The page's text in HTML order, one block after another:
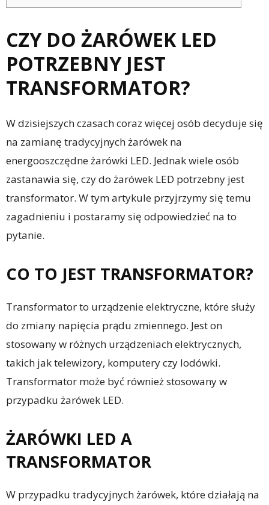
CZY DO ŻARÓWEK LED
POTRZEBNY JEST
TRANSFORMATOR?
W dzisiejszych czasach coraz więcej osób decyduje się
na zamianę tradycyjnych żarówek na
energooszczędne żarówki LED. Jednak wiele osób
zastanawia się, czy do żarówek LED potrzebny jest
transformator. W tym artykule przyjrzymy się temu
zagadnieniu i postaramy się odpowiedzieć na to
pytanie.
CO TO JEST TRANSFORMATOR?
Transformator to urządzenie elektryczne, które służy
do zmiany napięcia prądu zmiennego. Jest on
stosowany w różnych urządzeniach elektrycznych,
takich jak telewizory, komputery czy lodówki.
Transformator może być również stosowany w
przypadku żarówek LED.
ŻARÓWKI LED A
TRANSFORMATOR
W przypadku tradycyjnych żarówek, które działają na